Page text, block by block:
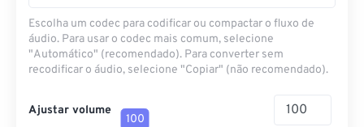
Escolha um codec para codificar ou compactar o fluxo de
áudio. Para usar o codec mais comum, selecione
"Automático" (recomendado). Para converter sem
recodificar o áudio, selecione "Copiar" (não recomendado).
Ajustar volume
100